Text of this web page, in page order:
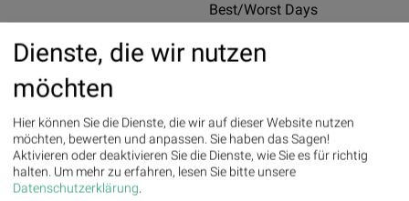
Best/Worst Days
01.11.2016
07.10.2016 -12.27%
11.10.2016
Dienste, die wir nutzen
möchten
Hier können Sie die Dienste, die wir auf dieser Website nutzen
möchten, bewerten und anpassen. Sie haben das Sagen!
Aktivieren oder deaktivieren Sie die Dienste, wie Sie es für richtig
halten. Um mehr zu erfahren, lesen Sie bitte unsere
Datenschutzerklärung.